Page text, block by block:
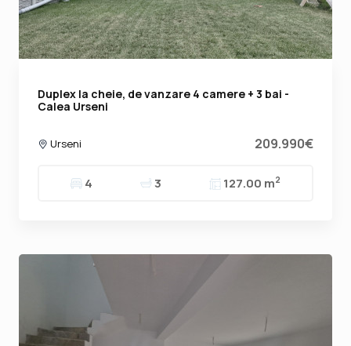
Duplex la cheie, de vanzare 4 camere + 3 bai -
Calea Urseni
Urseni 209.990€
4 3 127.00 m2